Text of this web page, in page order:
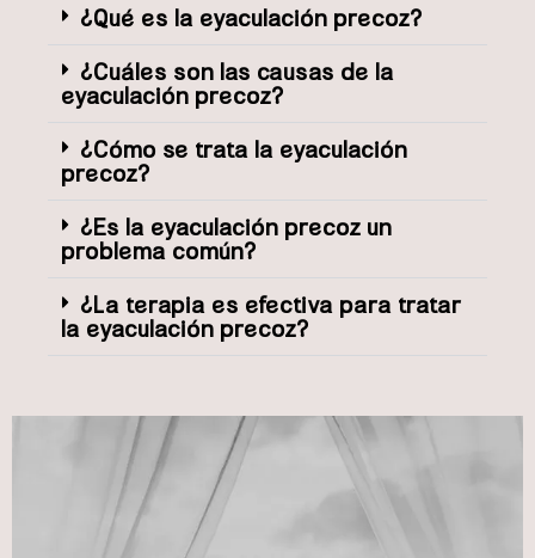
¿Qué es la eyaculación precoz?
¿Cuáles son las causas de la
eyaculación precoz?
¿Cómo se trata la eyaculación
precoz?
¿Es la eyaculación precoz un
problema común?
¿La terapia es efectiva para tratar
la eyaculación precoz?